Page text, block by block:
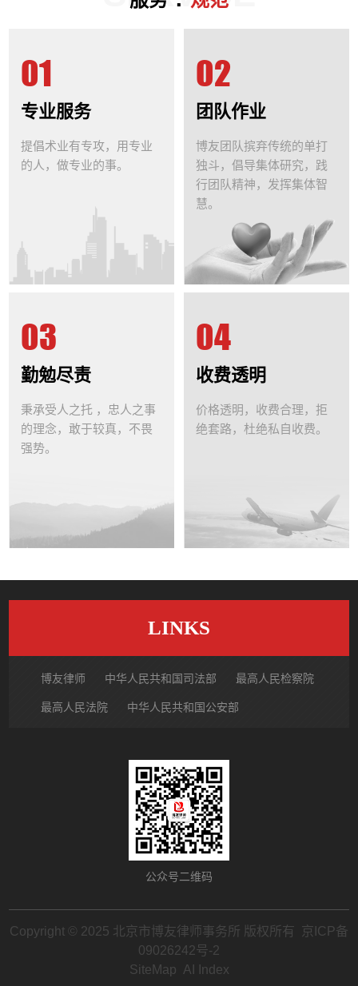
01
专业服务
提倡术业有专攻，用专业
的人，做专业的事。
02
团队作业
博友团队摈弃传统的单打
独斗，倡导集体研究，践
行团队精神，发挥集体智
慧。
03
勤勉尽责
秉承受人之托 ，忠人之事
的理念，敢于较真，不畏
强势。
04
收费透明
价格透明，收费合理，拒
绝套路，杜绝私自收费。
LINKS
博友律师 中华人民共和国司法部 最高人民检察院
最高人民法院 中华人民共和国公安部
北京市朝阳区律师协会 中国裁判文书网
公众号二维码
Copyright © 2025 北京市博友律师事务所 版权所有 京ICP备
09026242号-2
SiteMap AI Index